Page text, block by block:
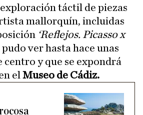
táctil de piezas
mallorquín, incluidas
‘Reflejos. Picasso x
pudo ver hasta hace unas
centro y que se expondrá
el Museo de Cádiz.